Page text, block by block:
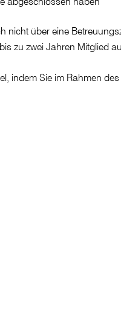
nicht über eine
zu zwei Jahren Mitglied
indem Sie im Rahmen